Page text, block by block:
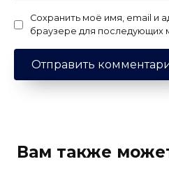
Сохранить моё имя, email и
браузере для последующих
Вам также